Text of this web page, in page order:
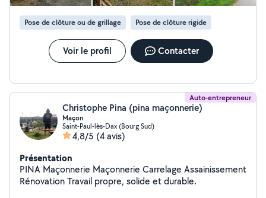
Pose de clôture ou de grillage Pose de clôture rigide
Voir le profil Contacter
Auto-entrepreneur
Christophe Pina (pina maçonnerie)
Maçon
Saint-Paul-lès-Dax (Bourg Sud)
4,8/5 (4 avis)
Présentation
PINA Maçonnerie Maçonnerie Carrelage Assainissement
Rénovation Travail propre, solide et durable.